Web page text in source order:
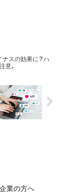
スの効果に？ハ
意、
業の方へ